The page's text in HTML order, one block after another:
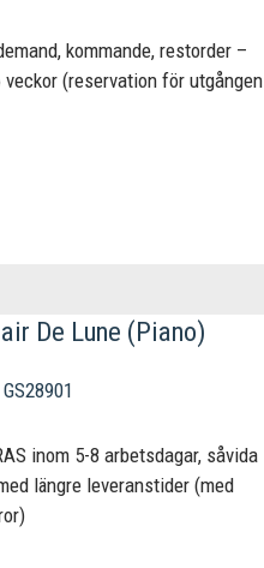
kommande, restorder –
(reservation för utgången
De Lune (Piano)
GS28901
inom 5-8 arbetsdagar, såvida
längre leveranstider (med